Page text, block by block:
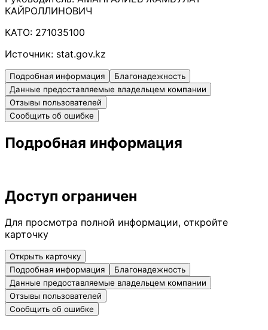
КАЙРОЛЛИНОВИЧ
КАТО: 271035100
Источник: stat.gov.kz
Подробная информация
Благонадежность
Данные предоставляемые владельцем компании
Отзывы пользователей
Сообщить об ошибке
Подробная информация
Доступ ограничен
Для просмотра полной информации, откройте
карточку
Открыть карточку
Подробная информация
Благонадежность
Данные предоставляемые владельцем компании
Отзывы пользователей
Сообщить об ошибке